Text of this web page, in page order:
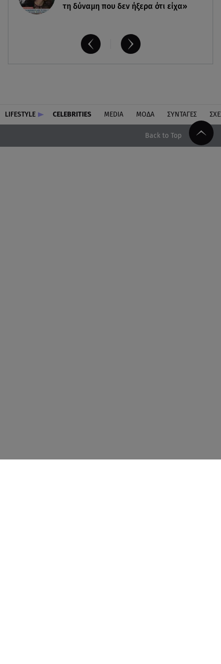
τη δύναμη που δεν ήξερα ότι είχα»
LIFESTYLE CELEBRITIES MEDIA ΜΟΔΑ ΣΥΝΤΑΓΕΣ
Back to Top